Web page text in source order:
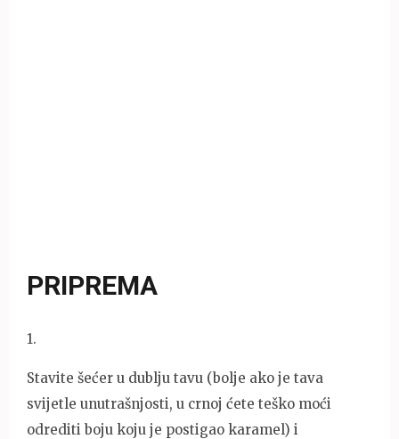
PRIPREMA
1.
Stavite šećer u dublju tavu (bolje ako je tava
svijetle unutrašnjosti, u crnoj ćete teško moći
odrediti boju koju je postigao karamel) i